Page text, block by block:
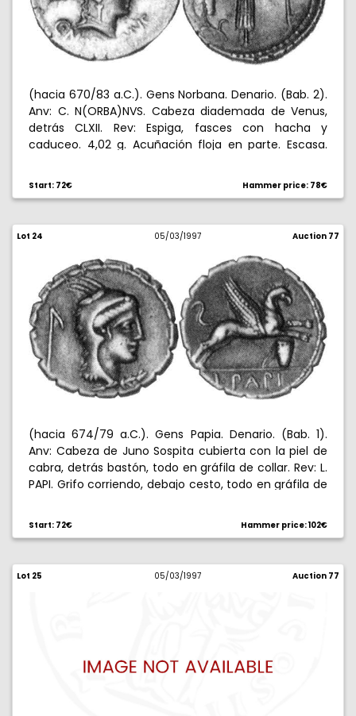
(hacia 670/83 a.C.). Gens Norbana. Denario. (Bab. 2).
Anv: C. N(ORBA)NVS. Cabeza diademada de Venus,
detrás CLXII. Rev: Espiga, fasces con hacha y
caduceo. 4,02 g. Acuñación floja en parte. Escasa.
Start: 72€ Hammer price: 78€
Lot 24 05/03/1997 Auction 77
(hacia 674/79 a.C.). Gens Papia. Denario. (Bab. 1).
Anv: Cabeza de Juno Sospita cubierta con la piel de
cabra, detrás bastón, todo en gráfila de collar. Rev: L.
PAPI. Grifo corriendo, debajo cesto, todo en gráfila de
Start: 72€ Hammer price: 102€
Lot 25 05/03/1997 Auction 77